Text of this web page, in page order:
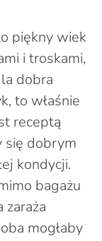
piękny wiek
i troskami,
dobra
to właśnie
receptą
się dobrym
kondycji.
bagażu
zaraża
mogłaby